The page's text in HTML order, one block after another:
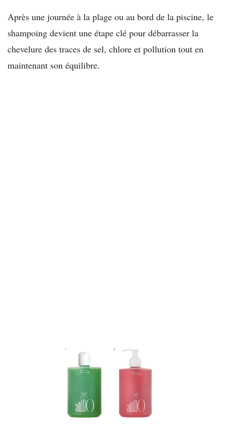
Après une journée à la plage ou au bord de la piscine, le
shampoing devient une étape clé pour débarrasser la
chevelure des traces de sel, chlore et pollution tout en
maintenant son équilibre.